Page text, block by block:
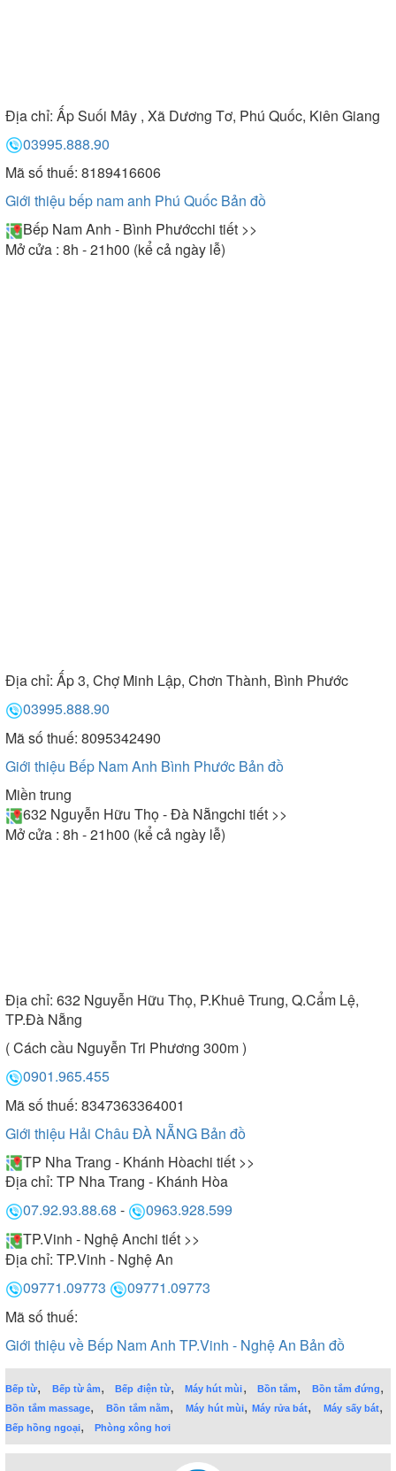
Địa chỉ: Ấp Suối Mây , Xã Dương Tơ, Phú Quốc, Kiên Giang
03995.888.90
Mã số thuế: 8189416606
Giới thiệu bếp nam anh Phú Quốc Bản đồ
Bếp Nam Anh - Bình Phướcchi tiết >>
Mở cửa : 8h - 21h00 (kể cả ngày lễ)
Địa chỉ: Ấp 3, Chợ Minh Lập, Chơn Thành, Bình Phước
03995.888.90
Mã số thuế: 8095342490
Giới thiệu Bếp Nam Anh Bình Phước Bản đồ
Miền trung
632 Nguyễn Hữu Thọ - Đà Nẵngchi tiết >>
Mở cửa : 8h - 21h00 (kể cả ngày lễ)
Địa chỉ: 632 Nguyễn Hữu Thọ, P.Khuê Trung, Q.Cẩm Lệ,
TP.Đà Nẵng
( Cách cầu Nguyễn Tri Phương 300m )
0901.965.455
Mã số thuế: 8347363364001
Giới thiệu Hải Châu ĐÀ NẴNG Bản đồ
TP Nha Trang - Khánh Hòachi tiết >>
Địa chỉ: TP Nha Trang - Khánh Hòa
07.92.93.88.68 -
0963.928.599
TP.Vinh - Nghệ Anchi tiết >>
Địa chỉ: TP.Vinh - Nghệ An
09771.09773
09771.09773
Mã số thuế:
Giới thiệu về Bếp Nam Anh TP.Vinh - Nghệ An Bản đồ
Bếp từ, Bếp từ âm,Bếp điện từ,Máy hút mùi, Bồn tắm, Bồn tắm đứng,
Bồn tắm massage,Bồn tắm nằm,Máy hút mùi,Máy rửa bát,Máy sấy bát,
Bếp hồng ngoại, Phòng xông hơi